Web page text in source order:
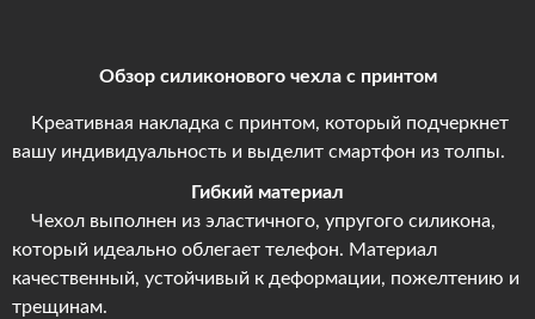
Обзор силиконового чехла с принтом
Креативная накладка с принтом, который подчеркнет
вашу индивидуальность и выделит смартфон из толпы.
Гибкий материал
Чехол выполнен из эластичного, упругого силикона,
который идеально облегает телефон. Материал
качественный, устойчивый к деформации, пожелтению и
трещинам.